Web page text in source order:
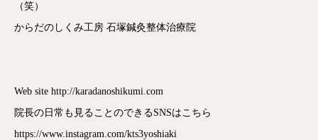
（笑）
からだのしくみ工房 石塚鍼灸整体治療院
Web site http://karadanoshikumi.com
院長の日常も見ることのできるSNSはこちら
https://www.instagram.com/kts3yoshiaki